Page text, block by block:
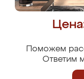
Поможем
Ответим